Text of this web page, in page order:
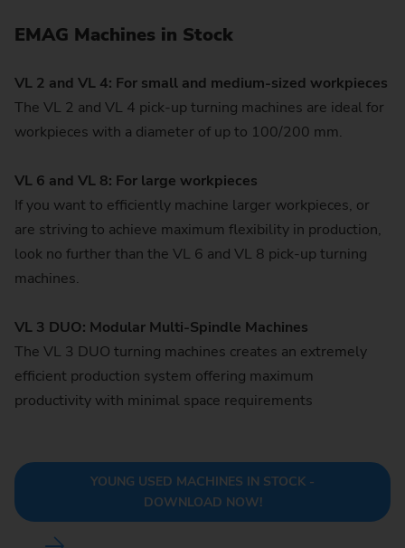
EMAG Machines in Stock
VL 2 and VL 4: For small and medium-sized workpieces
The VL 2 and VL 4 pick-up turning machines are ideal for
workpieces with a diameter of up to 100/200 mm.
VL 6 and VL 8: For large workpieces
If you want to efficiently machine larger workpieces, or
are striving to achieve maximum flexibility in production,
look no further than the VL 6 and VL 8 pick-up turning
machines.
VL 3 DUO: Modular Multi-Spindle Machines
The VL 3 DUO turning machines creates an extremely
efficient production system offering maximum
productivity with minimal space requirements
YOUNG USED MACHINES IN STOCK -
DOWNLOAD NOW!